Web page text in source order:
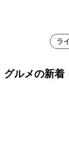
ラ
グルメの新着